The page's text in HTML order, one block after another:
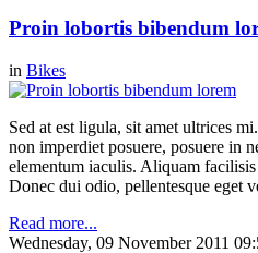
Proin lobortis bibendum
in Bikes
Sed at est ligula, sit amet ultrices
non imperdiet posuere, posuere in
elementum iaculis. Aliquam
Donec dui odio, pellentesque eget
Read more...
Wednesday, 09 November 2011